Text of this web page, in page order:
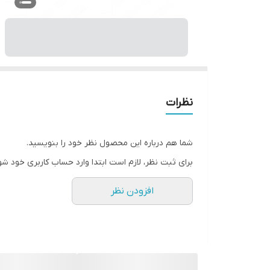
نظرات
شما هم درباره این محصول نظر خود را بنویسید.
برای ثبت نظر، لازم است ابتدا وارد حساب کاربری خود
افزودن نظر